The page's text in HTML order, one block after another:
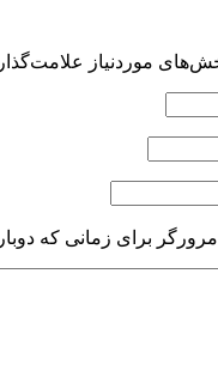
موردنیاز
برای زمانی که